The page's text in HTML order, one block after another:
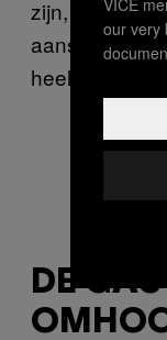
zijn, en laten
aanstaande
heel
DE
our very